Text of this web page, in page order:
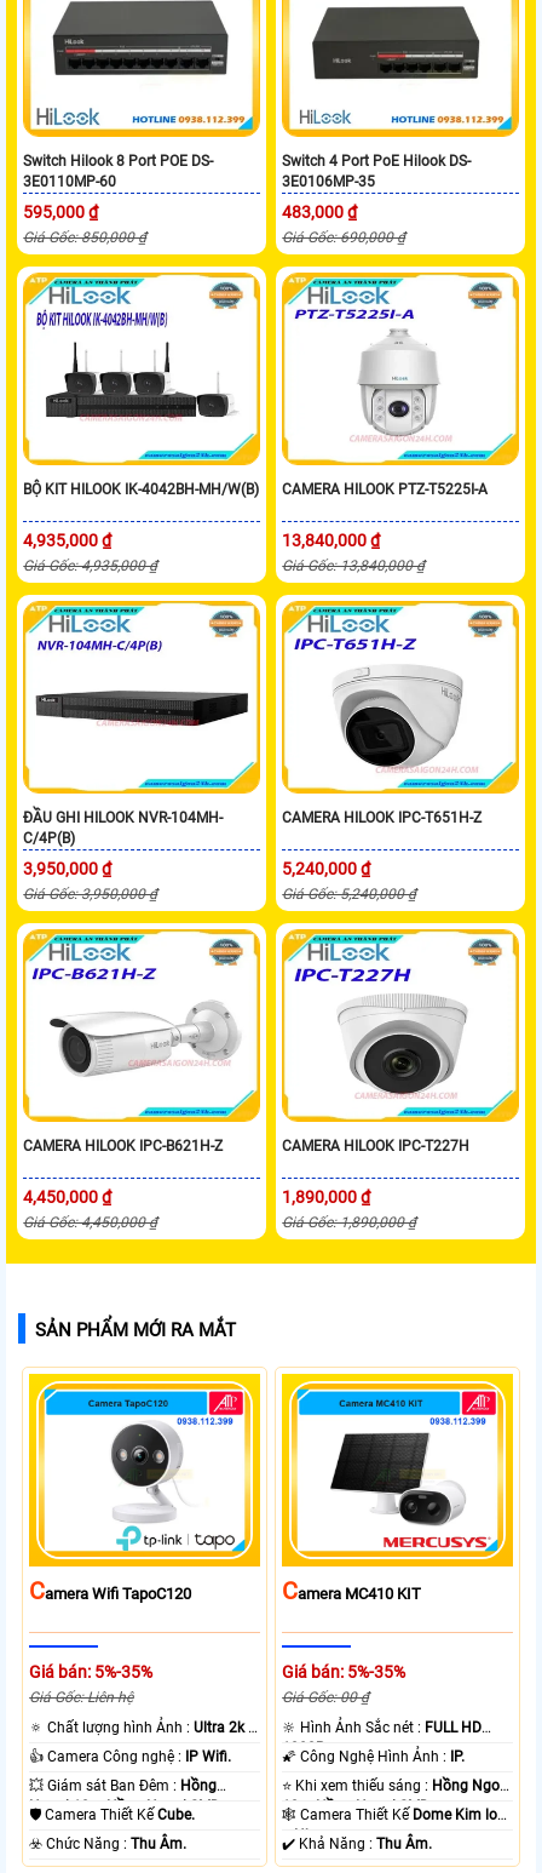
Switch Hilook 8 Port POE DS-
3E0110MP-60
595,000 ₫
Giá Gốc: 850,000 ₫
Switch 4 Port PoE Hilook DS-
3E0106MP-35
483,000 ₫
Giá Gốc: 690,000 ₫
BỘ KIT HILOOK IK-4042BH-MH/W(B)
4,935,000 ₫
Giá Gốc: 4,935,000 ₫
CAMERA HILOOK PTZ-T5225I-A
13,840,000 ₫
Giá Gốc: 13,840,000 ₫
ĐẦU GHI HILOOK NVR-104MH-
C/4P(B)
3,950,000 ₫
Giá Gốc: 3,950,000 ₫
CAMERA HILOOK IPC-T651H-Z
5,240,000 ₫
Giá Gốc: 5,240,000 ₫
CAMERA HILOOK IPC-B621H-Z
4,450,000 ₫
Giá Gốc: 4,450,000 ₫
CAMERA HILOOK IPC-T227H
1,890,000 ₫
Giá Gốc: 1,890,000 ₫
SẢN PHẨM MỚI RA MẮT
CAmera Wifi TapoC120
Giá bán: 5%-35%
Giá Gốc: Liên hệ
🔅 Chất lượng hình Ảnh :Ultra 2k +
.
👍 Camera Công nghệ : IP Wifi.
💥 Giám sát Ban Đêm : Hồng
Ngoại 10m Hồng Ngoại SMD.
🛡 Camera Thiết KếCube.
️☣️ Chức Năng :Thu Âm.
CAmera MC410 KIT
Giá bán: 5%-35%
Giá Gốc: 00 ₫
🔆 Hình Ảnh Sắc nét : FULL HD
1080P .
🌠 Công Nghệ Hình Ảnh : IP.
⭐ Khi xem thiếu sáng : Hồng Ngoại
10m Hồng Ngoại SMD.
🕸️ Camera Thiết Kế Dome Kim loại
+ Nhựa.
️✔️ Khả Năng :Thu Âm.